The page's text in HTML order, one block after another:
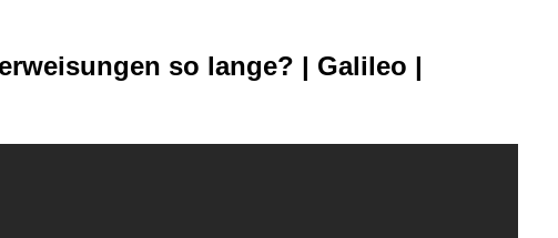
so lange? | Galileo |